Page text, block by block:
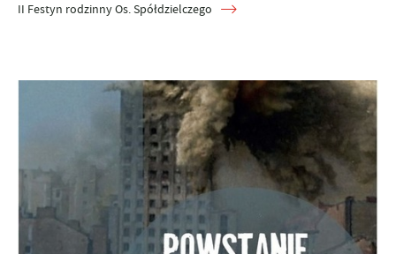
II Festyn rodzinny Os. Spółdzielczego